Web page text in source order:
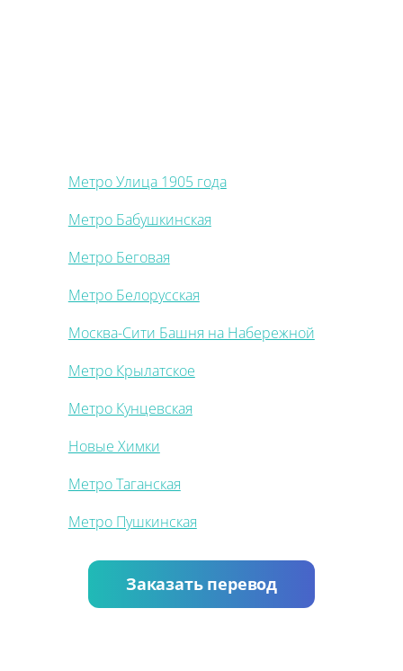
Метро Улица 1905 года
Метро Бабушкинская
Метро Беговая
Метро Белорусская
Москва-Сити Башня на Набережной
Метро Крылатское
Метро Кунцевская
Новые Химки
Метро Таганская
Метро Пушкинская
Заказать перевод